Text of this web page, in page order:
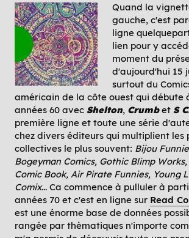
Quand la
gauche, c'est
ligne
lien pour y
moment du
d'aujourd'hui 15
surtout du
américain de la côte ouest qui débute
années 60 avec Shelton, Crumbet S
première ligne et toute une série
chez divers éditeurs qui multiplient les
collectives le plus souvent: Bijou
Bogeyman Comics, Gothic Blimp
Comic Book, Air Pirate Funnies, Young
Comix... Ca commence à pulluler à
années 70 et c'est en ligne sur Read
est une énorme base de données
rangée par thèmatiques n'importe